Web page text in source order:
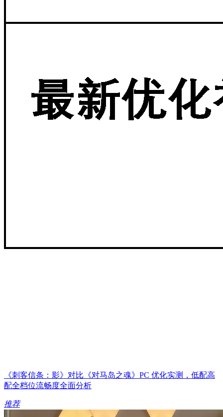
《刺客信条：影》对比《对马岛之魂》PC 优化实测，低配高
配全档位流畅度全面分析
推荐